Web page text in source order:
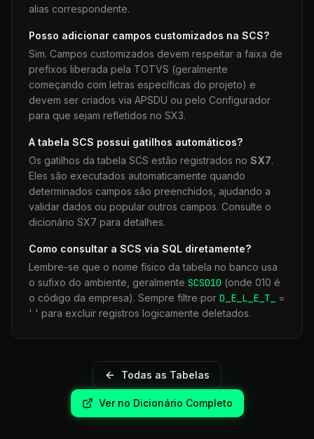
alias correspondente.
Posso adicionar campos customizados na SCS?
Sim. Campos customizados devem respeitar a faixa de
prefixos liberada pela TOTVS (geralmente
começando com letras específicas do projeto) e
devem ser criados via APSDU ou pelo Configurador
para que sejam refletidos no SX3.
A tabela SCS possui gatilhos automáticos?
Os gatilhos da tabela SCS estão registrados no SX7.
Eles são executados automaticamente quando
determinados campos são preenchidos, ajudando a
validar dados ou popular outros campos. Consulte o
dicionário SX7 para detalhes.
Como consultar a SCS via SQL diretamente?
Lembre-se que o nome físico da tabela no banco usa
o sufixo do ambiente, geralmente SCS010 (onde 010 é
o código da empresa). Sempre filtre por D_E_L_E_T_
=
' ' para excluir registros logicamente deletados.
Todas as Tabelas
Ver no Dicionário Completo